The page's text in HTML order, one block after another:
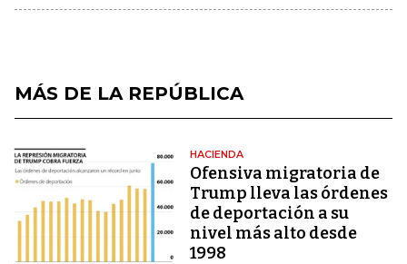
MÁS DE LA REPÚBLICA
HACIENDA
Ofensiva migratoria de
Trump lleva las órdenes
de deportación a su
nivel más alto desde
1998